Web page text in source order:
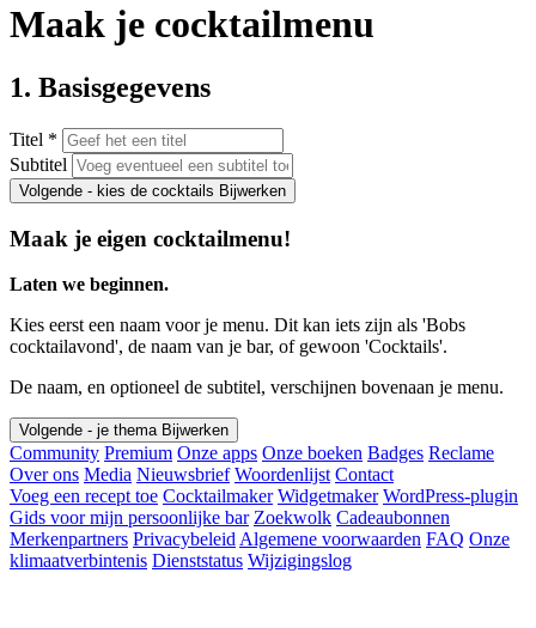
Maak je cocktailmenu
1. Basisgegevens
Titel *
Subtitel
Volgende - kies de cocktails Bijwerken
Maak je eigen cocktailmenu!
Laten we beginnen.
Kies eerst een naam voor je menu. Dit kan iets zijn als 'Bobs
cocktailavond', de naam van je bar, of gewoon 'Cocktails'.
De naam, en optioneel de subtitel, verschijnen bovenaan je menu.
Volgende - je thema Bijwerken
Community Premium Onze apps Onze boeken Badges Reclame
Over ons Media Nieuwsbrief Woordenlijst Contact
Voeg een recept toe Cocktailmaker Widgetmaker WordPress-plugin
Gids voor mijn persoonlijke bar Zoekwolk Cadeaubonnen
Merkenpartners Privacybeleid Algemene voorwaarden FAQ Onze
klimaatverbintenis Dienststatus Wijzigingslog